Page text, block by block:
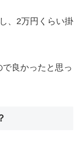
、2万円くらい掛
良かったと思っ